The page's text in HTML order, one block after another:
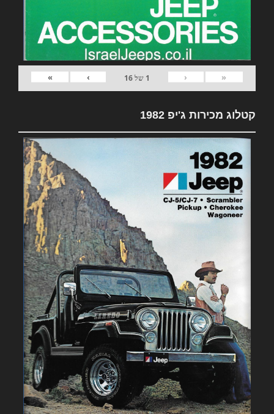
«
‹
1 של16
›
»
קטלוג מכירות ג'יפ 1982